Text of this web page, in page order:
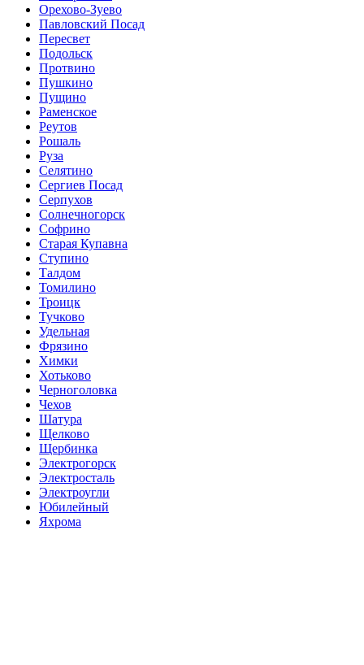
Орехово-Зуево
Павловский Посад
Пересвет
Подольск
Протвино
Пушкино
Пущино
Раменское
Реутов
Рошаль
Руза
Селятино
Сергиев Посад
Серпухов
Солнечногорск
Софрино
Старая Купавна
Ступино
Талдом
Томилино
Троицк
Тучково
Удельная
Фрязино
Химки
Хотьково
Черноголовка
Чехов
Шатура
Щелково
Щербинка
Электрогорск
Электросталь
Электроугли
Юбилейный
Яхрома